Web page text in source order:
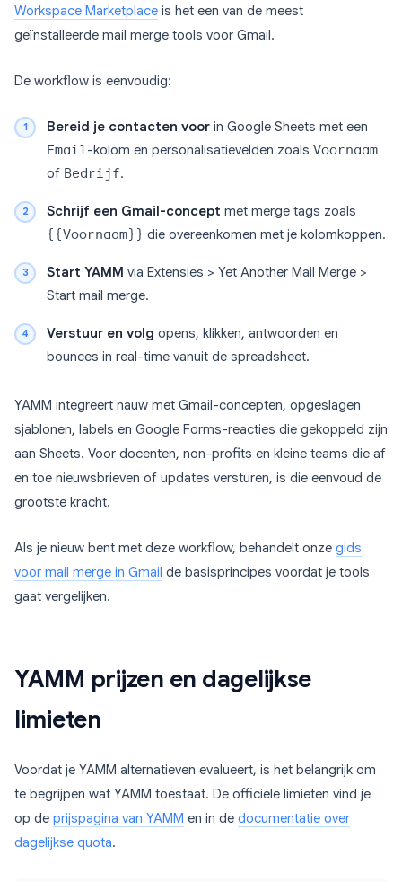
Workspace Marketplace is het een van de meest
geïnstalleerde mail merge tools voor Gmail.
De workflow is eenvoudig:
Bereid je contacten voor in Google Sheets met een
Email-kolom en personalisatievelden zoals Voornaam
of Bedrijf.
Schrijf een Gmail-concept met merge tags zoals
{{Voornaam}} die overeenkomen met je kolomkoppen.
Start YAMM via Extensies > Yet Another Mail Merge >
Start mail merge.
Verstuur en volg opens, klikken, antwoorden en
bounces in real-time vanuit de spreadsheet.
YAMM integreert nauw met Gmail-concepten, opgeslagen
sjablonen, labels en Google Forms-reacties die gekoppeld zijn
aan Sheets. Voor docenten, non-profits en kleine teams die af
en toe nieuwsbrieven of updates versturen, is die eenvoud de
grootste kracht.
Als je nieuw bent met deze workflow, behandelt onze gids
voor mail merge in Gmail de basisprincipes voordat je tools
gaat vergelijken.
YAMM prijzen en dagelijkse
limieten
Voordat je YAMM alternatieven evalueert, is het belangrijk om
te begrijpen wat YAMM toestaat. De officiële limieten vind je
op de prijspagina van YAMM en in de documentatie over
dagelijkse quota.